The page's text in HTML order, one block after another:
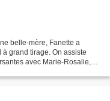
belle-mère, Fanette a
grand tirage. On assiste
avec Marie-Rosalie,